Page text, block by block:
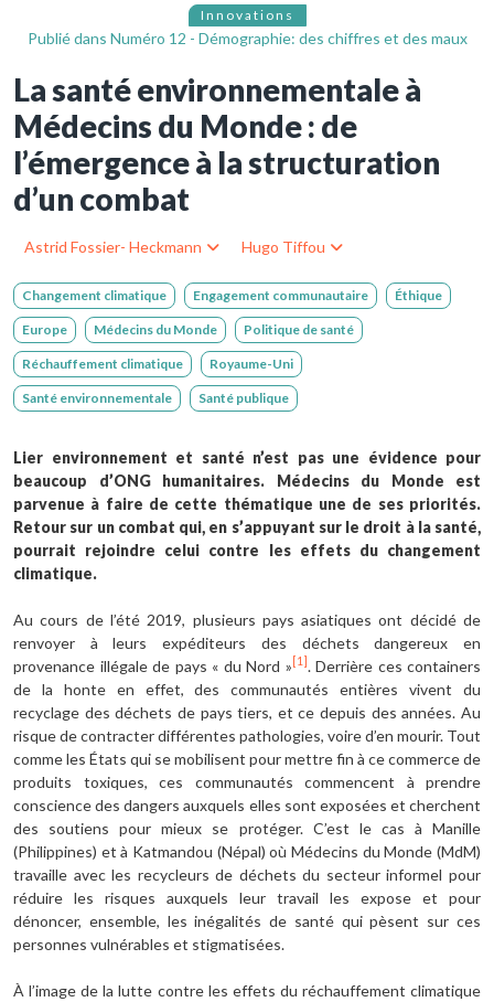
Innovations
Publié dans Numéro 12 - Démographie: des chiffres et des maux
La santé environnementale à
Médecins du Monde : de
l’émergence à la structuration
d’un combat
Astrid Fossier- Heckmann Hugo Tiffou
Changement climatique Engagement communautaire Éthique
Europe Médecins du Monde Politique de santé
Réchauffement climatique Royaume-Uni
Santé environnementale Santé publique
Lier environnement et santé n’est pas une évidence pour
beaucoup d’ONG humanitaires. Médecins du Monde est
parvenue à faire de cette thématique une de ses priorités.
Retour sur un combat qui, en s’appuyant sur le droit à la santé,
pourrait rejoindre celui contre les effets du changement
climatique.
Au cours de l’été 2019, plusieurs pays asiatiques ont décidé de
renvoyer à leurs expéditeurs des déchets dangereux en
provenance illégale de pays « du Nord » [1] . Derrière ces containers
de la honte en effet, des communautés entières vivent du
recyclage des déchets de pays tiers, et ce depuis des années. Au
risque de contracter différentes pathologies, voire d’en mourir. Tout
comme les États qui se mobilisent pour mettre fin à ce commerce de
produits toxiques, ces communautés commencent à prendre
conscience des dangers auxquels elles sont exposées et cherchent
des soutiens pour mieux se protéger. C’est le cas à Manille
(Philippines) et à Katmandou (Népal) où Médecins du Monde (MdM)
travaille avec les recycleurs de déchets du secteur informel pour
réduire les risques auxquels leur travail les expose et pour
dénoncer, ensemble, les inégalités de santé qui pèsent sur ces
personnes vulnérables et stigmatisées.
À l’image de la lutte contre les effets du réchauffement climatique